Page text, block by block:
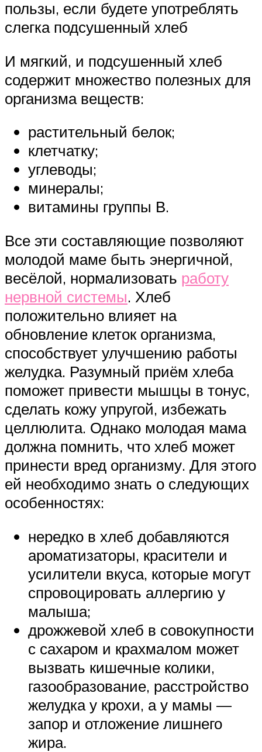
пользы, если будете употреблять
слегка подсушенный хлеб
И мягкий, и подсушенный хлеб
содержит множество полезных для
организма веществ:
растительный белок;
клетчатку;
углеводы;
минералы;
витамины группы В.
Все эти составляющие позволяют
молодой маме быть энергичной,
весёлой, нормализовать работу
нервной системы. Хлеб
положительно влияет на
обновление клеток организма,
способствует улучшению работы
желудка. Разумный приём хлеба
поможет привести мышцы в тонус,
сделать кожу упругой, избежать
целлюлита. Однако молодая мама
должна помнить, что хлеб может
принести вред организму. Для этого
ей необходимо знать о следующих
особенностях:
нередко в хлеб добавляются
ароматизаторы, красители и
усилители вкуса, которые могут
спровоцировать аллергию у
малыша;
дрожжевой хлеб в совокупности
с сахаром и крахмалом может
вызвать кишечные колики,
газообразование, расстройство
желудка у крохи, а у мамы —
запор и отложение лишнего
жира.